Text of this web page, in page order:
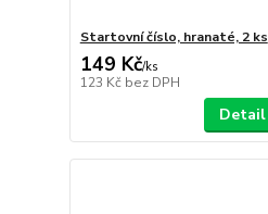
Startovní číslo, hranaté, 2 ks
149 Kč/ks
123 Kč bez DPH
Detail